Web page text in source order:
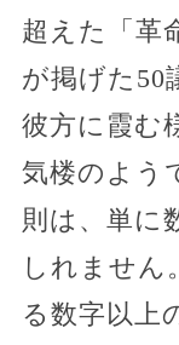
超えた「革
が掲げた50
彼方に霞む
気楼のよう
則は、単に
しれません
る数字以上